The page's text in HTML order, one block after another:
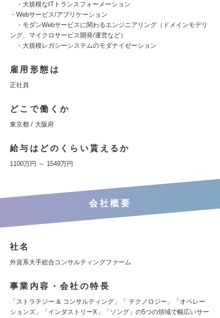
・大規模なITトランスフォーメーション
・Webサービス/アプリケーション
・モダンWebサービスに関わるエンジニアリング（ドメインモデリ
ング、マイクロサービス開発/運営など）
・大規模レガシーシステムのモダナイゼーション
雇用形態は
正社員
どこで働くか
東京都 / 大阪府
給与はどのくらい貰えるか
1100万円 ～ 1549万円
会社概要
社名
外資系大手総合コンサルティングファーム
事業内容・会社の特長
「ストラテジー & コンサルティング」「 テクノロジー」「オペレー
ションズ」「インダストリーX」「ソング」の5つの領域で幅広いサー